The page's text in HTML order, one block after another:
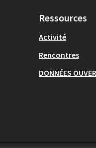
Ressources
Activité
Rencontres
DONNÉES